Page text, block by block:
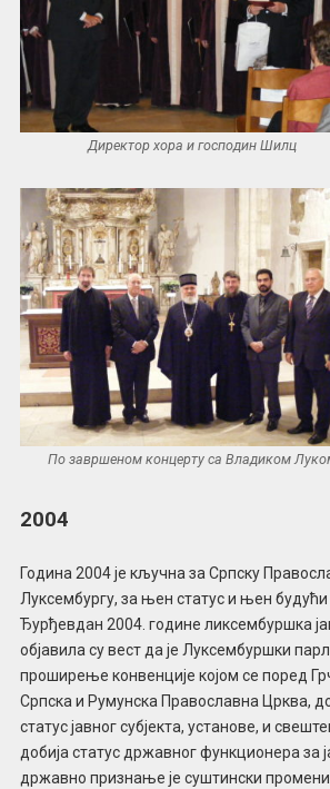
Директор хора и господин Шилц
По завршеном концерту са Владиком
2004
Година 2004 је кључна за Српску
Луксембургу, за њен статус и њен будући
Ђурђевдан 2004. године ликсембуршка
објавила су вест да је Луксембуршки
проширење конвенције којом се поред
Српска и Румунска Православна Црква,
статус јавног субјекта, установе, и
добија статус државног функционера за
државно признање је суштински